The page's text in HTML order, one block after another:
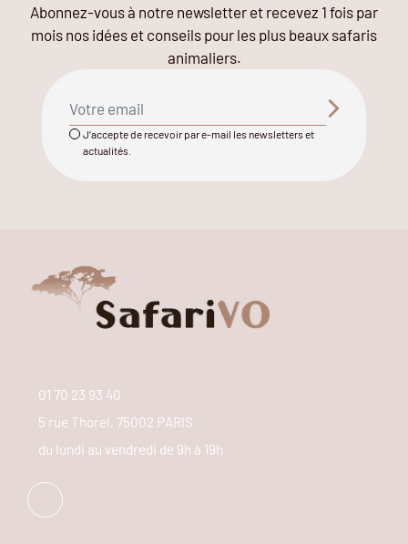
Abonnez-vous à notre newsletter et recevez 1 fois par
mois nos idées et conseils pour les plus beaux safaris
animaliers.
J’accepte de recevoir par e-mail les newsletters et
actualités.
01 70 23 93 40
5 rue Thorel, 75002 PARIS
du lundi au vendredi de 9h à 19h